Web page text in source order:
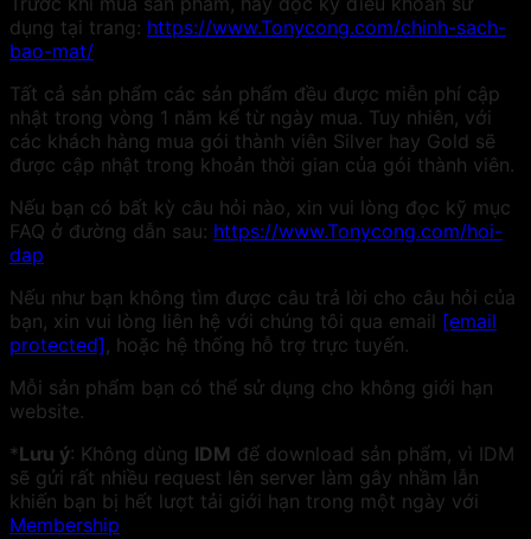
dụng tại trang: https://www.Tonycong.com/chinh-sach-
bao-mat/
Tất cả sản phẩm các sản phẩm đều được miễn phí cập
nhật trong vòng 1 năm kể từ ngày mua. Tuy nhiên, với
các khách hàng mua gói thành viên Silver hay Gold sẽ
được cập nhật trong khoản thời gian của gói thành viên.
Nếu bạn có bất kỳ câu hỏi nào, xin vui lòng đọc kỹ mục
FAQ ở đường dẫn sau: https://www.Tonycong.com/hoi-
dap
Nếu như bạn không tìm được câu trả lời cho câu hỏi của
bạn, xin vui lòng liên hệ với chúng tôi qua email [email
protected] , hoặc hệ thống hỗ trợ trực tuyến.
Mỗi sản phẩm bạn có thể sử dụng cho không giới hạn
website.
*Lưu ý: Không dùng IDM để download sản phẩm, vì IDM
sẽ gửi rất nhiều request lên server làm gây nhầm lẫn
khiến bạn bị hết lượt tải giới hạn trong một ngày với
Membership